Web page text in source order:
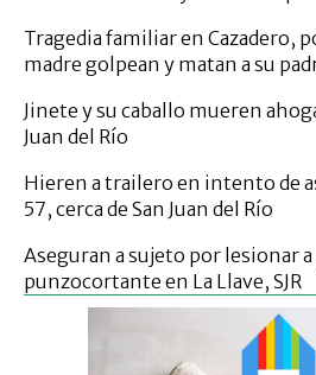
Tragedia familiar en Cazadero,
madre golpean y matan a su
Jinete y su caballo mueren
Juan del Río
Hieren a trailero en intento de
57, cerca de San Juan del Río
Aseguran a sujeto por lesionar
punzocortante en La Llave, SJR